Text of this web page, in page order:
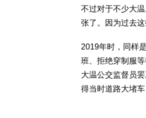
不过对于不少大
张了。因为过去
2019年时，同样
班、拒绝穿制服
大温公交监督员
得当时道路大堵